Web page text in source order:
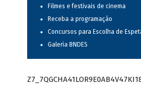
Filmes e festivais de cinema
Receba a programação
Concursos para Escolha de
Galeria BNDES